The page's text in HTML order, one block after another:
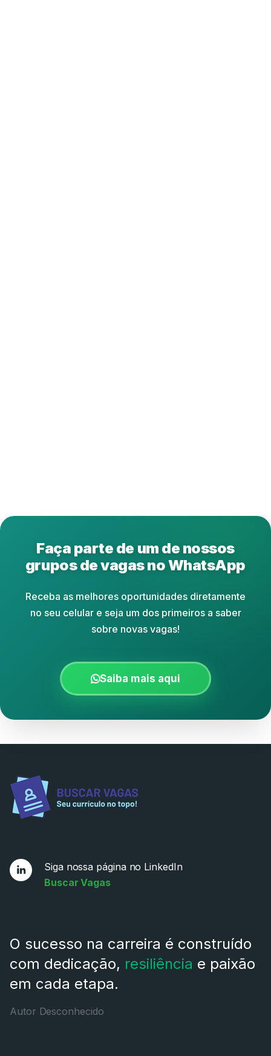
Faça parte de um de nossos
grupos de vagas no WhatsApp
Receba as melhores oportunidades diretamente
no seu celular e seja um dos primeiros a saber
sobre novas vagas!
Saiba mais aqui
Siga nossa página no LinkedIn
Buscar Vagas
O sucesso na carreira é construído
com dedicação, resiliência e paixão
em cada etapa.
Autor Desconhecido